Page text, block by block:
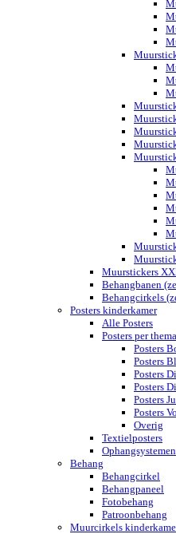
Muurstickers
Behangbanen
Behangcirkels
Posters kinderkamer
Alle Posters
Posters per thema
Posters
Posters
Posters
Posters
Posters
Posters
Overig
Textielposters
Ophangsystemen
Behang
Behangcirkel
Behangpaneel
Fotobehang
Patroonbehang
Muurcirkels